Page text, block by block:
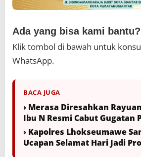
Ada yang bisa kami bantu?
Klik tombol di bawah untuk
WhatsApp.
BACA JUGA
› Merasa Diresahkan
Ibu N Resmi Cabut Gugatan
› Kapolres Lhokseumawe
Ucapan Selamat Hari Jadi